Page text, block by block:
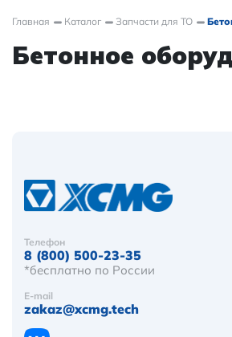
Главная Каталог Запчасти для ТО
Бетонное
Телефон
8 (800) 500-23-35
*бесплатно по России
E-mail
zakaz@xcmg.tech